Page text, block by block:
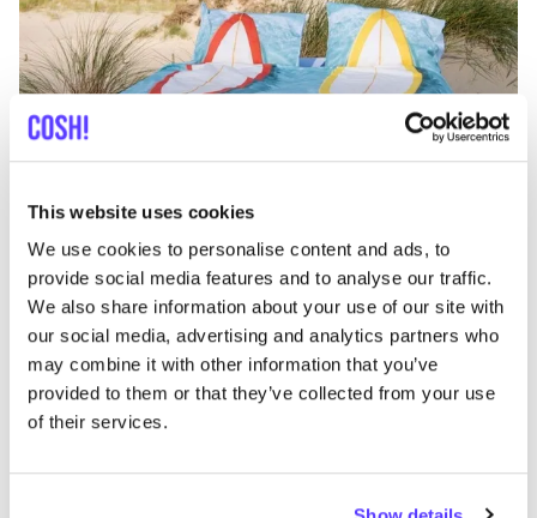
This website uses cookies
We use cookies to personalise content and ads, to
provide social media features and to analyse our traffic.
We also share information about your use of our site with
our social media, advertising and analytics partners who
may combine it with other information that you’ve
provided to them or that they’ve collected from your use
of their services.